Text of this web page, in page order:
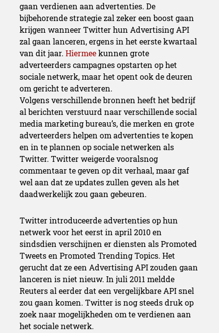
gaan verdienen aan advertenties. De
bijbehorende strategie zal zeker een boost gaan
krijgen wanneer Twitter hun Advertising API
zal gaan lanceren, ergens in het eerste kwartaal
van dit jaar. Hiermeekunnen grote
adverteerders campagnes opstarten op het
sociale netwerk, maar het opent ook de deuren
om gericht te adverteren.
Volgens verschillende bronnen heeft het bedrijf
al berichten verstuurd naar verschillende social
media marketing bureau’s, die merken en grote
adverteerders helpen om advertenties te kopen
en in te plannen op sociale netwerken als
Twitter. Twitter weigerde vooralsnog
commentaar te geven op dit verhaal, maar gaf
wel aan dat ze updates zullen geven als het
daadwerkelijk zou gaan gebeuren.
Twitter introduceerde advertenties op hun
netwerk voor het eerst in april 2010 en
sindsdien verschijnen er diensten als Promoted
Tweets en Promoted Trending Topics. Het
gerucht dat ze een Advertising API zouden gaan
lanceren is niet nieuw. In juli 2011 meldde
Reuters al eerder dat een vergelijkbare API snel
zou gaan komen. Twitter is nog steeds druk op
zoek naar mogelijkheden om te verdienen aan
het sociale netwerk.